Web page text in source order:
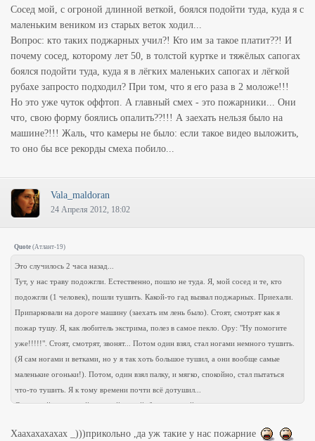
Сосед мой, с огроной длинной веткой, боялся подойти туда, куда я с
маленьким веником из старых веток ходил...
Вопрос: кто таких поджарных учил?! Кто им за такое платит??! И
почему сосед, которому лет 50, в толстой куртке и тяжёлых сапогах
боялся подойти туда, куда я в лёгких маленьких сапогах и лёгкой
рубахе запросто подходил? При том, что я его раза в 2 моложе!!!
Но это уже чуток оффтоп. А главный смех - это пожарники... Они
что, свою форму боялись опалить??!!! А заехать нельзя было на
машине?!!! Жаль, что камеры не было: если такое видео выложить,
то оно бы все рекорды смеха побило...
Vala_maldoran
24 Апреля 2012, 18:02
Quote (Атлант-19)
Это случилось 2 часа назад...
Тут, у нас траву подожгли. Естественно, пошло не туда. Я, мой сосед и те, кто
подожгли (1 человек), пошли тушить. Какой-то гад вызвал поджарных. Приехали.
Припарковали на дороге машину (заехать им лень было). Стоят, смотрят как я
пожар тушу. Я, как любитель экстрима, полез в самое пекло. Ору: "Ну помогите
уже!!!!!". Стоят, смотрят, звонят... Потом один взял, стал ногами немного тушить.
(Я сам ногами и ветками, но у я так хоть большое тушил, а они вообще самые
маленькие огоньки!). Потом, один взял палку, и мягко, спокойно, стал пытаться
что-то тушить. Я к тому времени почти всё дотушил...
Сосед мой, с огроной длинной веткой, боялся подойти туда, куда я с маленьким
Вопрос: кто таких поджарных учил?! Кто им за такое платит??! И почему сосед,
Хаахахахахах _)))прикольно ,да уж такие у нас пожарние